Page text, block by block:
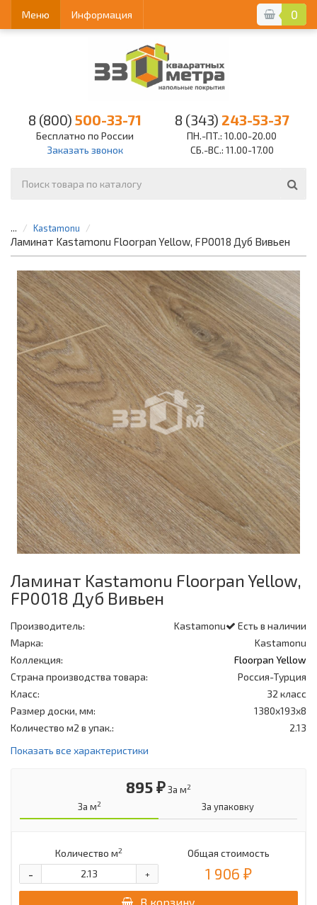
0
Меню Информация
8 (800) 500-33-71
Бесплатно по России
Заказать звонок
8 (343) 243-53-37
ПН.-ПТ.: 10.00-20.00
СБ.-ВС.: 11.00-17.00
... Kastamonu
Ламинат Kastamonu Floorpan Yellow, FP0018 Дуб Вивьен
Ламинат Kastamonu Floorpan Yellow,
FP0018 Дуб Вивьен
Есть в наличии
Производитель:
Kastamonu
Марка:
Kastamonu
Коллекция:
Floorpan Yellow
Страна производства товара:
Россия-Турция
Класс:
32 класс
Размер доски, мм:
1380x193x8
Количество м2 в упак.:
2.13
Показать все характеристики
895 ₽За м2
За м2 За упаковку
Количество м2
+
-
Общая стоимость
1 906 ₽
В корзину